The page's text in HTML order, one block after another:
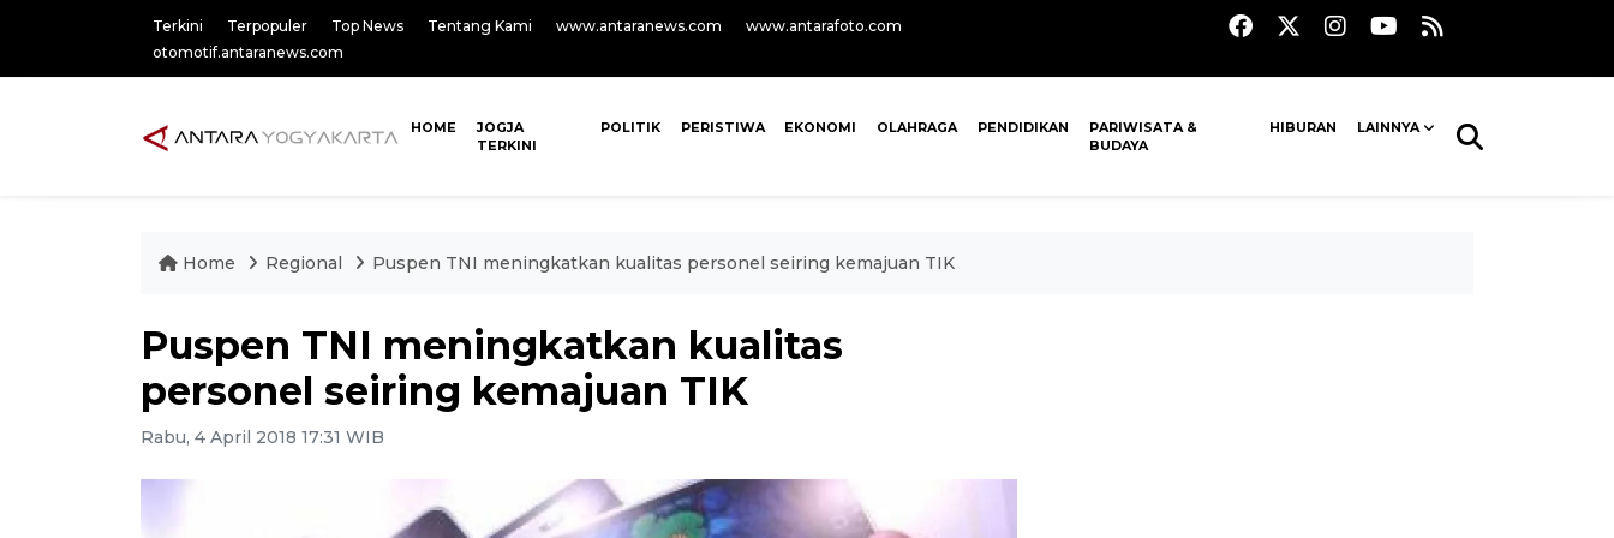
Terkini Terpopuler Top News Tentang Kami www.antaranews.com
www.antarafoto.com
otomotif.antaranews.com
HOME
JOGJA
TERKINI
POLITIK PERISTIWA EKONOMI OLAHRAGA PENDIDIKAN
PARIWISATA &
BUDAYA
HIBURAN LAINNYA
Home Regional Puspen TNI meningkatkan kualitas personel seiring kemajuan TIK
Puspen TNI meningkatkan kualitas
personel seiring kemajuan TIK
Rabu, 4 April 2018 17:31 WIB